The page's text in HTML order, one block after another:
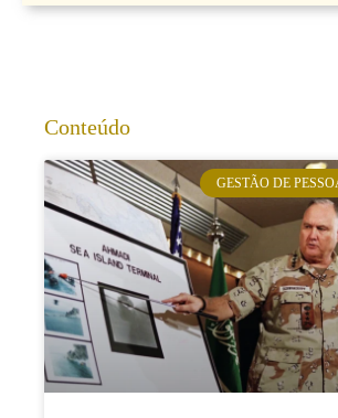
Conteúdo
GESTÃO DE